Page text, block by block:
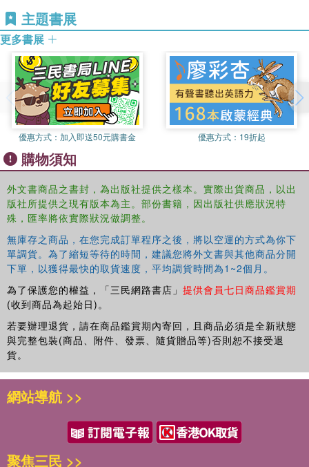
Colombian armed conflict as the primary case study but
develops a broader framework for theorizing the
relationship between the global political economy, the
history of coloniality, and intersectional constructions of
gender and race with regard to conflict and violence. It
offers an understanding of violence against women as not
isolated from, but part and a symptom of, a larger system
of political, social, and economic inequality that is rooted
in colonialism, and exploited and exacerbated by
transnational capital relations. The author also shows how
the state and non-state actors, most prominently
paramilitaries, are involved in this relationship of violence.
The book highlights implications for meaningful and
This book will be of great interest to students and scholars
of international relations, gender studies, and conflict
studies; as well as policymakers, (non)governmental
organizations, and practitioners interested in conflict and
主題書展
更多書展
優惠方式： 加入即送50元購書金 優惠方式： 19折起
購物須知
外文書商品之書封，為出版社提供之樣本。實際出貨商品，以出
版社所提供之現有版本為主。部份書籍，因出版社供應狀況特
殊，匯率將依實際狀況做調整。
無庫存之商品，在您完成訂單程序之後，將以空運的方式為你下
單調貨。為了縮短等待的時間，建議您將外文書與其他商品分開
下單，以獲得最快的取貨速度，平均調貨時間為1~2個月。
為了保護您的權益，「三民網路書店」 提供會員七日商品鑑賞期
(收到商品為起始日)。
若要辦理退貨，請在商品鑑賞期內寄回，且商品必須是全新狀態
與完整包裝(商品、附件、發票、隨貨贈品等)否則恕不接受退
貨。
網站導航 >>
聚焦三民 >>